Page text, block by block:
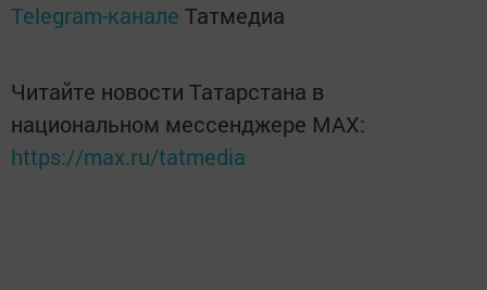
Telegram-канале Татмедиа
Читайте новости Татарстана в
национальном мессенджере MАХ:
https://max.ru/tatmedia